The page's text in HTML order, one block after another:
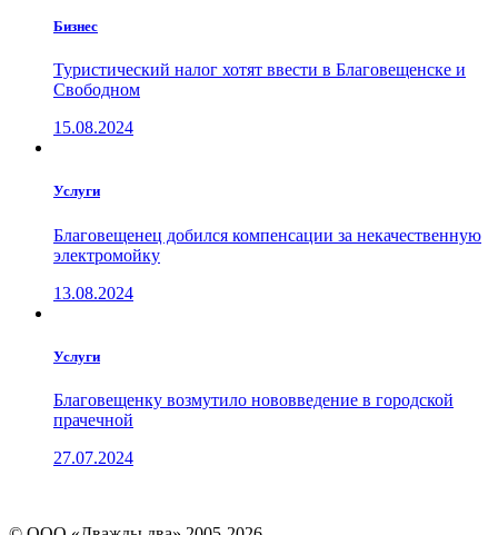
Бизнес
Туристический налог хотят ввести в Благовещенске и
Свободном
15.08.2024
Услуги
Благовещенец добился компенсации за некачественную
электромойку
13.08.2024
Услуги
Благовещенку возмутило нововведение в городской
прачечной
27.07.2024